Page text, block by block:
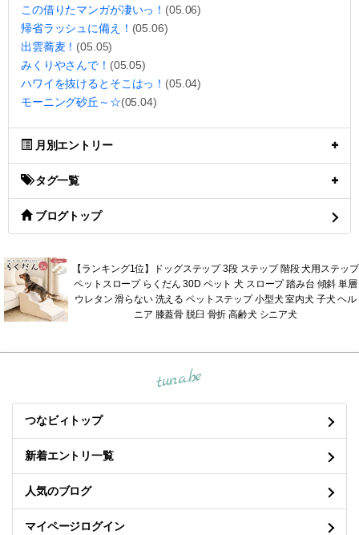
この借りたマンガが凄いっ！ (05.06)
帰省ラッシュに備え！ (05.06)
出雲蕎麦！ (05.05)
みくりやさんで！ (05.05)
ハワイを抜けるとそこはっ！ (05.04)
モーニング砂丘～☆(05.04)
月別エントリー
タグ一覧
ブログトップ
【ランキング1位】ドッグステップ 3段 ステップ 階段 犬用ステップ
ペットスロープ らくだん 30D ペット 犬 スロープ 踏み台 傾斜 単層
ウレタン 滑らない 洗える ペットステップ 小型犬 室内犬 子犬 ヘル
ニア 膝蓋骨 脱臼 骨折 高齢犬 シニア犬
tuna.be
つなビィトップ
新着エントリ一覧
人気のブログ
マイページログイン